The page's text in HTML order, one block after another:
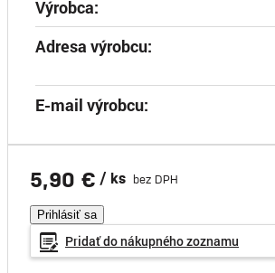
Výrobca:
Adresa výrobcu:
E-mail výrobcu:
5,90 € / ks bez DPH
Prihlásiť sa
Pridať donákupnéhozoznamu